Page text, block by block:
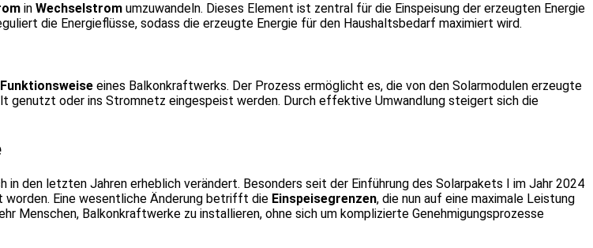
in Wechselstrom umzuwandeln. Dieses Element ist zentral für die Einspeisung der erzeugten Energie
die Energieflüsse, sodass die erzeugte Energie für den Haushaltsbedarf maximiert wird.
Funktionsweise eines Balkonkraftwerks. Der Prozess ermöglicht es, die von den Solarmodulen erzeugte
genutzt oder ins Stromnetz eingespeist werden. Durch effektive Umwandlung steigert sich die
den letzten Jahren erheblich verändert. Besonders seit der Einführung des Solarpakets I im Jahr 2024
worden. Eine wesentliche Änderung betrifft die Einspeisegrenzen, die nun auf eine maximale Leistung
Balkonkraftwerke zu installieren, ohne sich um komplizierte Genehmigungsprozesse